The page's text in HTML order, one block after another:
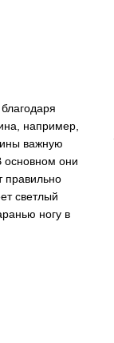
например,
важную
основном они
правильно
светлый
ногу в